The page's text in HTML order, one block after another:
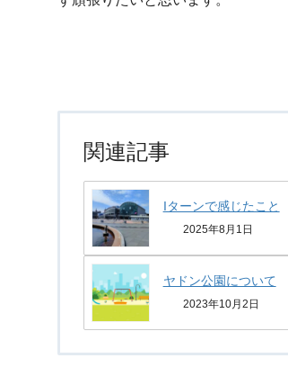
関連記事
Iターンで感じたこと
2025年8月1日
ヤドン公園について
2023年10月2日